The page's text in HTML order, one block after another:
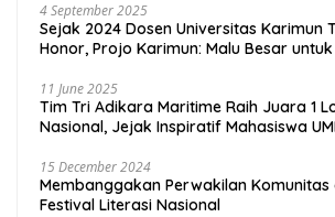
4 September 2025
Sejak 2024 Dosen Universitas Karimun
Honor, Projo Karimun: Malu Besar
11 June 2025
Tim Tri Adikara Maritime Raih Juara 1
Nasional, Jejak Inspiratif Mahasiswa
15 December 2024
Membanggakan Perwakilan Komunitas
Festival Literasi Nasional